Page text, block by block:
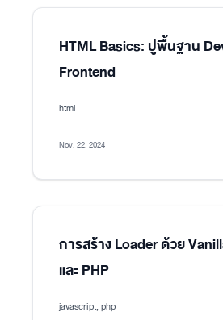
HTML Basics: ปูพื้นฐาน
Frontend
html
Nov. 22, 2024
การสร้าง Loader ด้วย
และ PHP
javascript, php